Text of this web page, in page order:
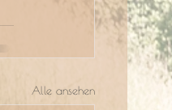
Alle ansehen